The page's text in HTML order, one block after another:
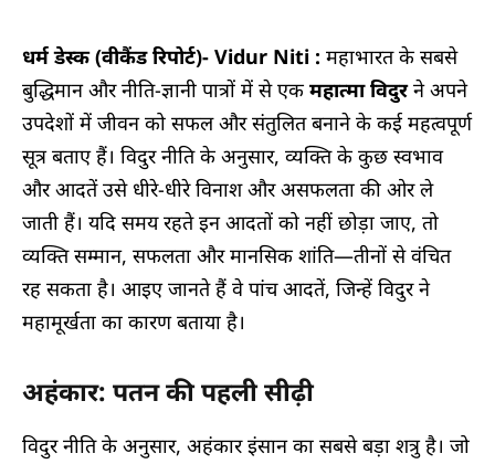
धर्म डेस्क(वीकैंड रिपोर्ट)- Vidur Niti : महाभारत के सबसे
बुद्धिमान और नीति-ज्ञानी पात्रों में से एकमहात्मा विदुरने अपने
उपदेशों में जीवन को सफल और संतुलित बनाने के कई महत्वपूर्ण
सूत्र बताए हैं। विदुर नीति के अनुसार, व्यक्ति के कुछ स्वभाव
और आदतें उसे धीरे-धीरे विनाश और असफलता की ओर ले
जाती हैं। यदि समय रहते इन आदतों को नहीं छोड़ा जाए, तो
व्यक्ति सम्मान, सफलता और मानसिक शांति—तीनों से वंचित
रह सकता है। आइए जानते हैं वे पांच आदतें, जिन्हें विदुर ने
महामूर्खता का कारण बताया है।
अहंकार: पतन की पहली सीढ़ी
विदुर नीति के अनुसार, अहंकार इंसान का सबसे बड़ा शत्रु है। जो